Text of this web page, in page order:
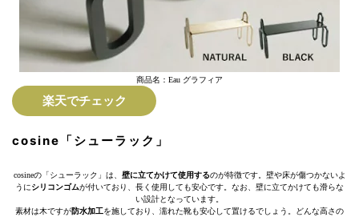
商品名：Eau グラフィア
楽天でチェック
cosine「シューラック」
cosineの「シューラック」は、 壁に立てかけて使用するのが特徴です。壁や床が傷つかないよ
うにシリコンゴムが付いており、長く使用しても安心です。なお、壁に立てかけても滑らな
い設計となっています。
素材は木ですが防水加工を施しており、濡れた靴も安心して置けるでしょう。どんな高さの